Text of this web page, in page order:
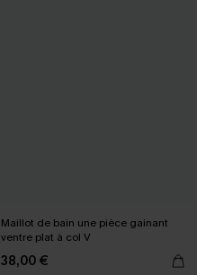
Maillot de bain une pièce gainant
ventre plat à col V
38,00 €